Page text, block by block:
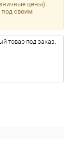
цены).
под своим
товар под заказ.